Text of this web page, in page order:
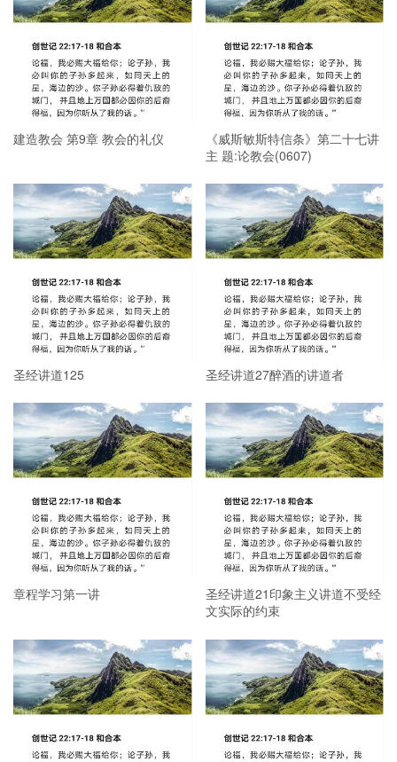
建造教会 第9章 教会的礼仪
《威斯敏斯特信条》第二十七讲
主 题:论教会(0607)
圣经讲道125 圣经讲道27醉酒的讲道者
章程学习第一讲
圣经讲道21印象主义讲道不受经
文实际的约束